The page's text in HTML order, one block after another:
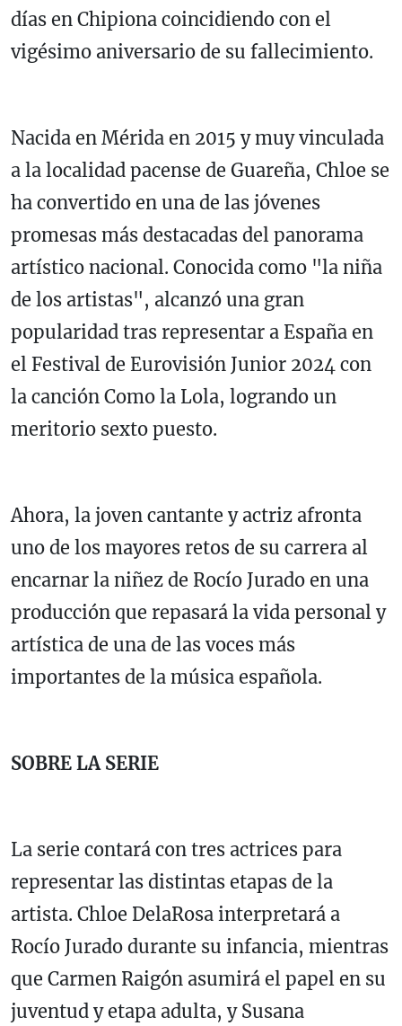
días en Chipiona coincidiendo con el
vigésimo aniversario de su fallecimiento.
Nacida en Mérida en 2015 y muy vinculada
a la localidad pacense de Guareña, Chloe se
ha convertido en una de las jóvenes
promesas más destacadas del panorama
artístico nacional. Conocida como "la niña
de los artistas", alcanzó una gran
popularidad tras representar a España en
el Festival de Eurovisión Junior 2024 con
la canción Como la Lola, logrando un
meritorio sexto puesto.
Ahora, la joven cantante y actriz afronta
uno de los mayores retos de su carrera al
encarnar la niñez de Rocío Jurado en una
producción que repasará la vida personal y
artística de una de las voces más
importantes de la música española.
SOBRE LA SERIE
La serie contará con tres actrices para
representar las distintas etapas de la
artista. Chloe DelaRosa interpretará a
Rocío Jurado durante su infancia, mientras
que Carmen Raigón asumirá el papel en su
juventud y etapa adulta, y Susana